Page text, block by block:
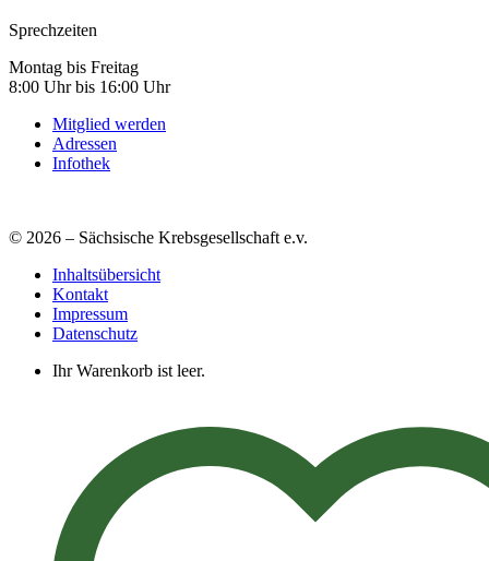
Sprechzeiten
Montag bis Freitag
8:00 Uhr bis 16:00 Uhr
Mitglied werden
Adressen
Infothek
© 2026 – Sächsische Krebsgesellschaft e.v.
Inhaltsübersicht
Kontakt
Impressum
Datenschutz
Ihr Warenkorb ist leer.